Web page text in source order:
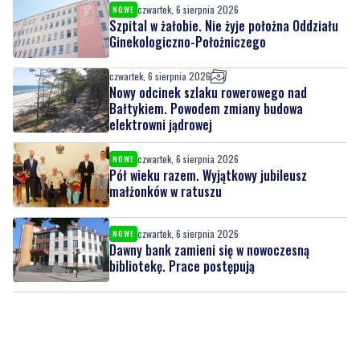
NOWE czwartek, 6 sierpnia 2026
Szpital w żałobie. Nie żyje położna Oddziału
Ginekologiczno-Położniczego
czwartek, 6 sierpnia 2026
Nowy odcinek szlaku rowerowego nad
Bałtykiem. Powodem zmiany budowa
elektrowni jądrowej
NOWE czwartek, 6 sierpnia 2026
Pół wieku razem. Wyjątkowy jubileusz
małżonków w ratuszu
NOWE czwartek, 6 sierpnia 2026
Dawny bank zamieni się w nowoczesną
bibliotekę. Prace postępują